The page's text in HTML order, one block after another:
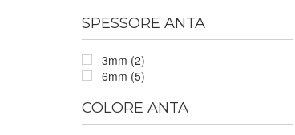
SPESSORE ANTA
3mm (2)
6mm (5)
COLORE ANTA